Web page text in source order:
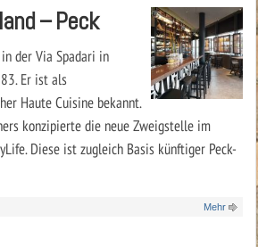
– Peck
der Via Spadari in
Er ist als
Haute Cuisine bekannt.
konzipierte die neue Zweigstelle im
Diese ist zugleich Basis künftiger Peck-
Mehr